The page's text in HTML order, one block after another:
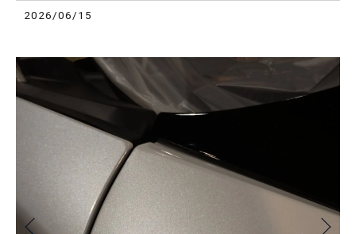
2026/06/15